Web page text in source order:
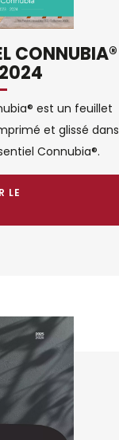
CONNUBIA®
est un feuillet
et glissé dans
Connubia®.
LE